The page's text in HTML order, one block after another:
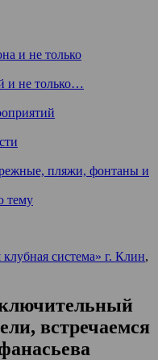
и не только
и не только…
пляжи, фонтаны и
тему
система» г. Клин,
встречаемся